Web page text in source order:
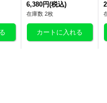
{LPST-JP001}
スター》
6,380円(税込)
在庫数 2枚